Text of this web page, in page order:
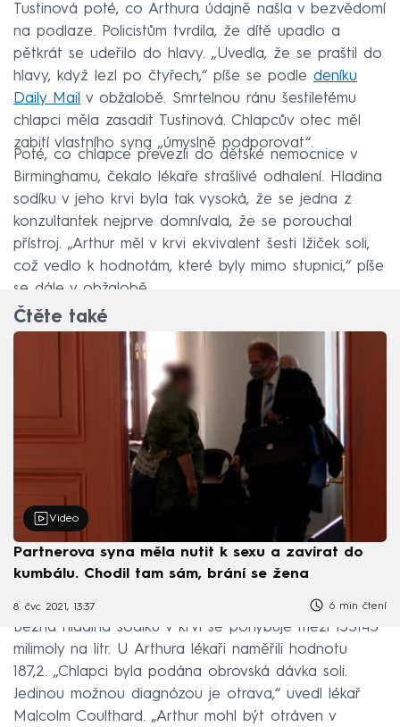
Tustinová poté, co Arthura údajně našla v bezvědomí
na podlaze. Policistům tvrdila, že dítě upadlo a
pětkrát se udeřilo do hlavy. „Uvedla, že se praštil do
hlavy, když lezl po čtyřech,“ píše se podle deníku
Daily Mail v obžalobě. Smrtelnou ránu šestiletému
chlapci měla zasadit Tustinová. Chlapcův otec měl
zabití vlastního syna „úmyslně podporovat“.
Poté, co chlapce převezli do dětské nemocnice v
Birminghamu, čekalo lékaře strašlivé odhalení. Hladina
sodíku v jeho krvi byla tak vysoká, že se jedna z
konzultantek nejprve domnívala, že se porouchal
přístroj. „Arthur měl v krvi ekvivalent šesti lžiček soli,
což vedlo k hodnotám, které byly mimo stupnici,“ píše
se dále v obžalobě.
Čtěte také
Video
Partnerova syna měla nutit k sexu a zavírat do
kumbálu. Chodil tam sám, brání se žena
8. čvc 2021, 13:37 6 min čtení
Běžná hladina sodíku v krvi se pohybuje mezi 135145
milimoly na litr. U Arthura lékaři naměřili hodnotu
187,2. „Chlapci byla podána obrovská dávka soli.
Jedinou možnou diagnózou je otrava,“ uvedl lékař
Malcolm Coulthard. „Arthur mohl být otráven v